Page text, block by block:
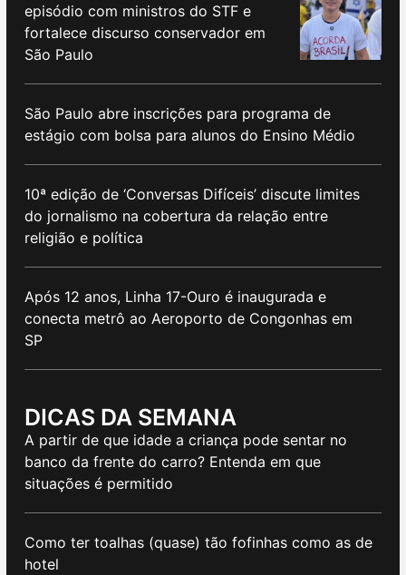
episódio com ministros do STF e
fortalece discurso conservador em
São Paulo
São Paulo abre inscrições para programa de
estágio com bolsa para alunos do Ensino Médio
10ª edição de ‘Conversas Difíceis’ discute limites
do jornalismo na cobertura da relação entre
religião e política
Após 12 anos, Linha 17-Ouro é inaugurada e
conecta metrô ao Aeroporto de Congonhas em
SP
DICAS DA SEMANA
A partir de que idade a criança pode sentar no
banco da frente do carro? Entenda em que
situações é permitido
Como ter toalhas (quase) tão fofinhas como as de
hotel